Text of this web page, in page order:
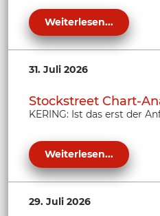
Weiterlesen...
31. Juli 2026
Stockstreet Chart-
KERING: Ist das erst der
Weiterlesen...
29. Juli 2026